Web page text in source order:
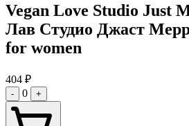
Vegan Love Studio Just
Лав Студио Джаст
for women
404 ₽
- 0 +